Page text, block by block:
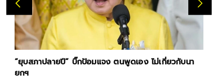
“ยุบสภาปลายปี” บิ๊กป้อมแจง ตนพูดเอง ไม่เกี่ยวกับนา
ยกฯ